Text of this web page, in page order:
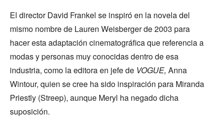
El director David Frankel se inspiró en la novela del
mismo nombre de Lauren Weisberger de 2003 para
hacer esta adaptación cinematográfica que referencia a
modas y personas muy conocidas dentro de esa
industria, como la editora en jefe de VOGUE, Anna
Wintour, quien se cree ha sido inspiración para Miranda
Priestly (Streep), aunque Meryl ha negado dicha
suposición.